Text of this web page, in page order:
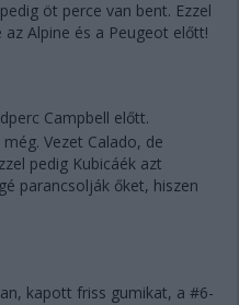
öt perce van bent. Ezzel
Alpine és a Peugeot előtt!
Campbell előtt.
Vezet Calado, de
pedig Kubicáék azt
parancsolják őket, hiszen
kapott friss gumikat, a #6-